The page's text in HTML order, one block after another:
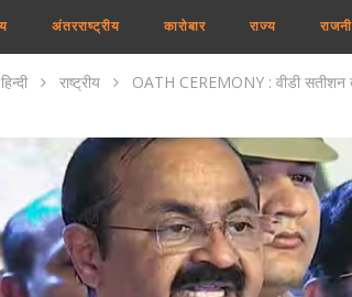
कारोबार
राष्ट्रीय
राष्ट्रीय
अंतरराष्ट्रीय
राष्ट्रीय
अंतरराष्ट्रीय कारोबार राज्य
हिन्दी राष्ट्रीय OATH CEREMONY : वीडी